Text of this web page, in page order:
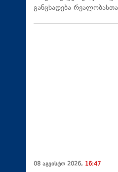
განცხადება
08 აგვისტო 2026, 16:47